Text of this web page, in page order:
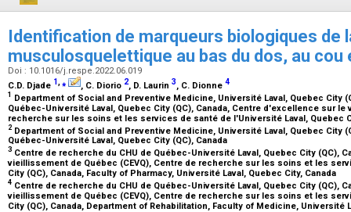
Identification de marqueurs biologiques de
musculosquelettique au bas du dos, au
Doi : 10.1016/j.respe.2022.06.019
C.D. Djade 1,⁎ , C. Diorio 2, D. Laurin 3, C. Dionne 4
1 Department of Social and Preventive Medicine, Université Laval, Quebec City
Québec-Université Laval, Quebec City (QC), Canada, Centre d'excellence sur
recherche sur les soins et les services de santé de l'Université Laval, Quebec
2 Department of Social and Preventive Medicine, Université Laval, Quebec City
Québec-Université Laval, Quebec City (QC), Canada
3 Centre de recherche du CHU de Québec-Université Laval, Quebec City (QC),
vieillissement de Québec (CEVQ), Centre de recherche sur les soins et les
City (QC), Canada, Faculty of Pharmacy, Université Laval, Quebec City, Canada
4 Centre de recherche du CHU de Québec-Université Laval, Quebec City (QC),
vieillissement de Québec (CEVQ), Centre de recherche sur les soins et les
City (QC), Canada, Department of Rehabilitation, Faculty of Medicine, Université